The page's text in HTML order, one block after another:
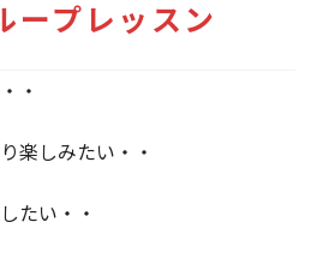
ープレッスン
・
楽しみたい・・
たい・・